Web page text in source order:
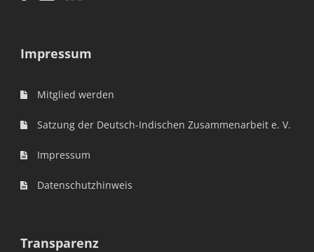
Impressum
Mitglied werden
Satzung der Deutsch-Indischen Zusammenarbeit e. V.
Impressum
Datenschutzhinweis
Transparenz